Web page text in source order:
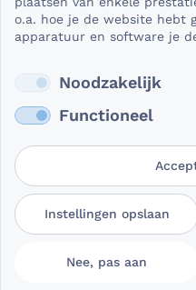
Lees verder
Gebruikersvoorwaarden
o.a. hoe je de website hebt
apparatuur en software je
Noodzakelijk
Functioneel
Instellingen opslaan
Nee, pas aan